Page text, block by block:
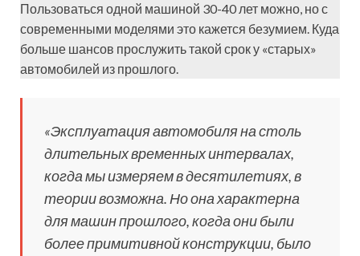
Пользоваться одной машиной 30-40 лет можно, но с
современными моделями это кажется безумием. Куда
больше шансов прослужить такой срок у «старых»
автомобилей из прошлого.
«Эксплуатация автомобиля на столь
длительных временных интервалах,
когда мы измеряем в десятилетиях, в
теории возможна. Но она характерна
для машин прошлого, когда они были
более примитивной конструкции, было